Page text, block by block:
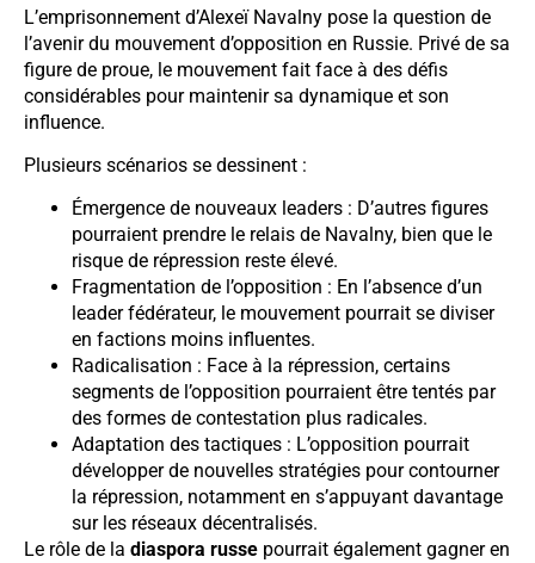
L’emprisonnement d’Alexeï Navalny pose la question de
l’avenir du mouvement d’opposition en Russie. Privé de sa
figure de proue, le mouvement fait face à des défis
considérables pour maintenir sa dynamique et son
influence.
Plusieurs scénarios se dessinent :
Émergence de nouveaux leaders : D’autres figures
pourraient prendre le relais de Navalny, bien que le
risque de répression reste élevé.
Fragmentation de l’opposition : En l’absence d’un
leader fédérateur, le mouvement pourrait se diviser
en factions moins influentes.
Radicalisation : Face à la répression, certains
segments de l’opposition pourraient être tentés par
des formes de contestation plus radicales.
Adaptation des tactiques : L’opposition pourrait
développer de nouvelles stratégies pour contourner
la répression, notamment en s’appuyant davantage
sur les réseaux décentralisés.
Le rôle de la diaspora russe pourrait également gagner en